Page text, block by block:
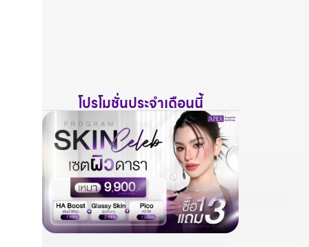
โปรโมชั่นประจำเดือนนี้